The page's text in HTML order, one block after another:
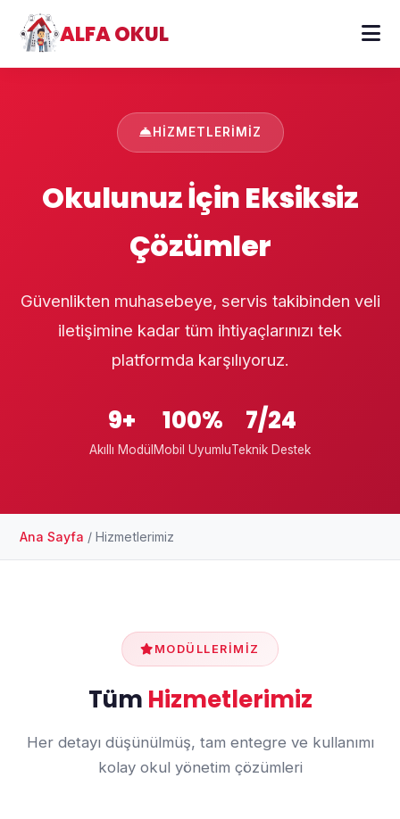
ALFA OKUL
HIZMETLERIMIZ
Okulunuz İçin Eksiksiz
Çözümler
Güvenlikten muhasebeye, servis takibinden veli
iletişimine kadar tüm ihtiyaçlarınızı tek
platformda karşılıyoruz.
9+
Akıllı Modül
100%
Mobil Uyumlu
7/24
Teknik Destek
Ana Sayfa /Hizmetlerimiz
MODÜLLERIMIZ
Tüm Hizmetlerimiz
Her detayı düşünülmüş, tam entegre ve kullanımı
kolay okul yönetim çözümleri